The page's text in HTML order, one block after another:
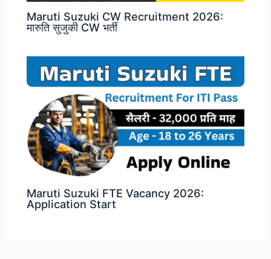
Maruti Suzuki CW Recruitment 2026:
मारुति सुजुकी CW भर्ती
Maruti Suzuki FTE Vacancy 2026:
Application Start